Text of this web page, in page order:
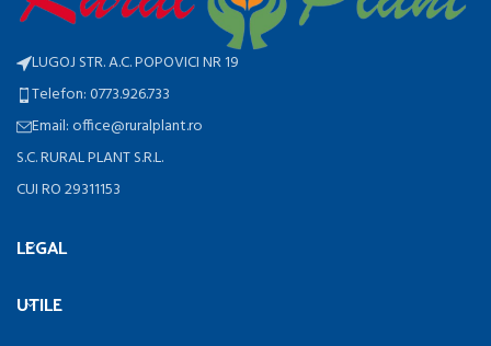
LUGOJ STR. A.C. POPOVICI NR 19
Telefon: 0773.926.733
Email: office@ruralplant.ro
S.C. RURAL PLANT S.R.L.
CUI RO 29311153
LEGAL
UTILE